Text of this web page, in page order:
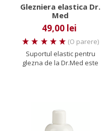
Glezniera elastica Dr.
Med
49,00 lei
(O parere)
Suportul elastic pentru
glezna de la Dr.Med este